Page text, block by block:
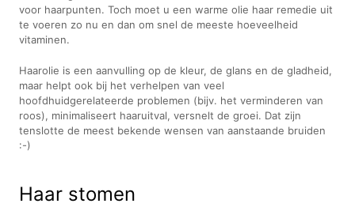
voor haarpunten. Toch moet u een warme olie haar remedie uit
te voeren zo nu en dan om snel de meeste hoeveelheid
vitaminen.
Haarolie is een aanvulling op de kleur, de glans en de gladheid,
maar helpt ook bij het verhelpen van veel
hoofdhuidgerelateerde problemen (bijv. het verminderen van
roos), minimaliseert haaruitval, versnelt de groei. Dat zijn
tenslotte de meest bekende wensen van aanstaande bruiden
:-)
Haar stomen